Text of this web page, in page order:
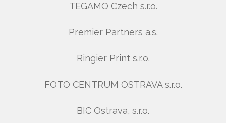
TEGAMO Czech s.r.o.
Premier Partners a.s.
Ringier Print s.r.o.
FOTO CENTRUM OSTRAVA s.r.o.
BIC Ostrava, s.r.o.